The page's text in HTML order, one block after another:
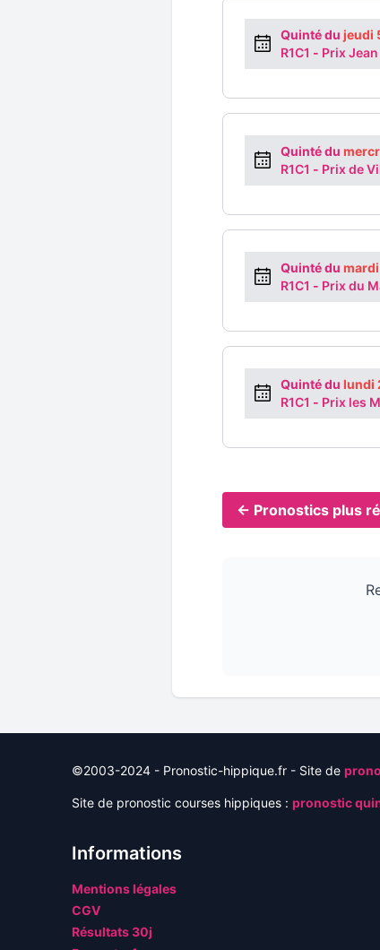
Quinté du jeudi
R1C1 - Prix
Quinté du
R1C1 - Prix de
Quinté du
R1C1 - Prix du
Quinté du lundi
R1C1 - Prix les
← Pronostics plus
©2003-2024 - Pronostic-hippique.fr - Site de
Site de pronostic courses hippiques : pronostic
Informations
Mentions légales
CGV
Résultats 30j